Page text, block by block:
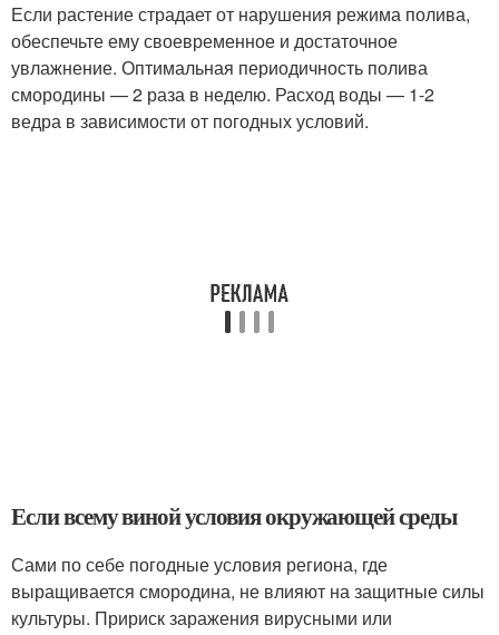
Если растение страдает от нарушения режима полива,
обеспечьте ему своевременное и достаточное
увлажнение. Оптимальная периодичность полива
смородины — 2 раза в неделю. Расход воды — 1-2
ведра в зависимости от погодных условий.
Если всему виной условия окружающей среды
Сами по себе погодные условия региона, где
выращивается смородина, не влияют на защитные силы
культуры. Пририск заражения вирусными или